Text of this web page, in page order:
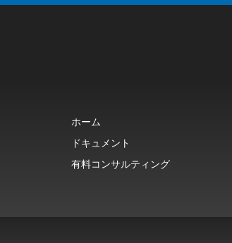
ホーム
ドキュメント
有料コンサルティング